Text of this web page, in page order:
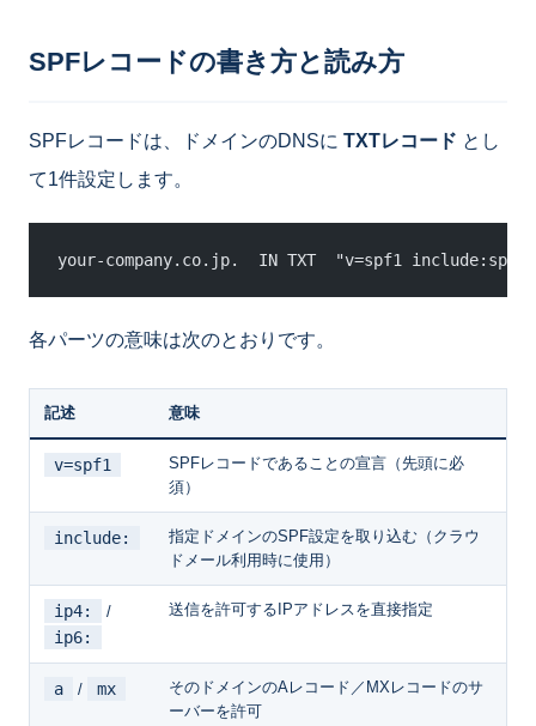
SPFレコードの書き方と読み方
SPFレコードは、ドメインのDNSに TXTレコード とし
て1件設定します。
your-company.co.jp.  IN TXT  "v=spf1
各パーツの意味は次のとおりです。
記述 意味
v=spf1
SPFレコードであることの宣言（先頭に必
須）
include:
指定ドメインのSPF設定を取り込む（クラウ
ドメール利用時に使用）
ip4: /
ip6:
送信を許可するIPアドレスを直接指定
a / mx
そのドメインのAレコード／MXレコードのサ
ーバーを許可